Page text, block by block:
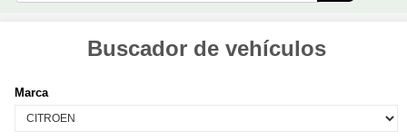
Buscador de vehículos
Marca